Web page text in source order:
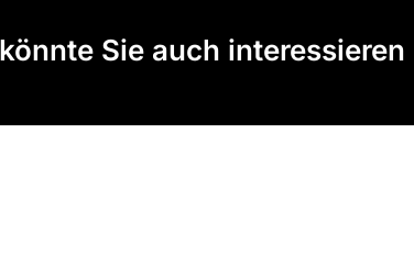
Sie auch interessieren